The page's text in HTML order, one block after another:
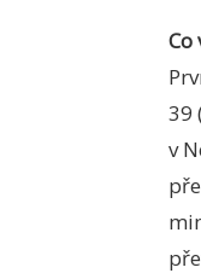
Co
39
v